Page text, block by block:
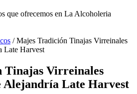
que ofrecemos en La Alcoholeria
/ Majes Tradición Tinajas Virreinales
Late Harvest
Tinajas Virreinales
Alejandría Late Harvest